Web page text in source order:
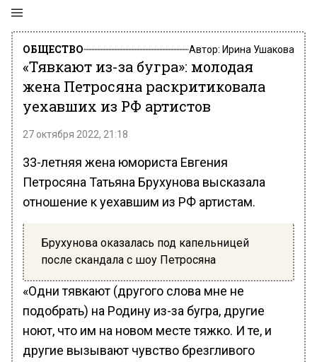
ОБЩЕСТВО Автор: Ирина Ушакова
«Тявкают из-за бугра»: молодая
жена Петросяна раскритиковала
уехавших из РФ артистов
27 октября 2022, 21:18
33-летняя жена юмориста Евгения
Петросяна Татьяна Брухунова высказала
отношение к уехавшим из РФ артистам.
Брухунова оказалась под капельницей
после скандала с шоу Петросяна
«Одни тявкают (другого слова мне не
подобрать) на Родину из-за бугра, другие
ноют, что им на новом месте тяжко. И те, и
другие вызывают чувство брезгливого